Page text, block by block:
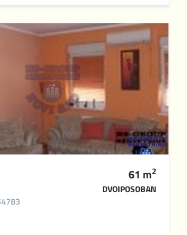
61 m2
DVOIPOSOBAN